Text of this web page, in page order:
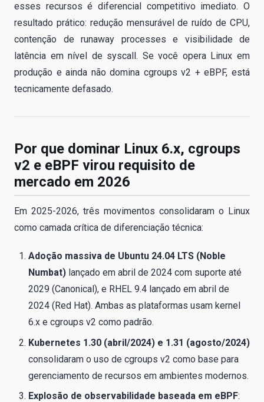
esses recursos é diferencial competitivo imediato. O
resultado prático: redução mensurável de ruído de CPU,
contenção de runaway processes e visibilidade de
latência em nível de syscall. Se você opera Linux em
produção e ainda não domina cgroups v2 + eBPF, está
tecnicamente defasado.
Por que dominar Linux 6.x, cgroups
v2 e eBPF virou requisito de
mercado em 2026
Em 2025-2026, três movimentos consolidaram o Linux
como camada crítica de diferenciação técnica:
Adoção massiva de Ubuntu 24.04 LTS (Noble
Numbat) lançado em abril de 2024 com suporte até
2029 (Canonical), e RHEL 9.4 lançado em abril de
2024 (Red Hat). Ambas as plataformas usam kernel
6.x e cgroups v2 como padrão.
Kubernetes 1.30 (abril/2024) e 1.31 (agosto/2024)
consolidaram o uso de cgroups v2 como base para
gerenciamento de recursos em ambientes modernos.
Explosão de observabilidade baseada em eBPF: